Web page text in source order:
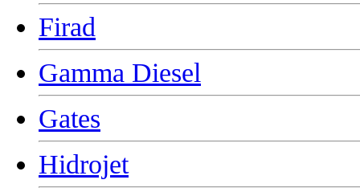
Firad
Gamma Diesel
Gates
Hidrojet